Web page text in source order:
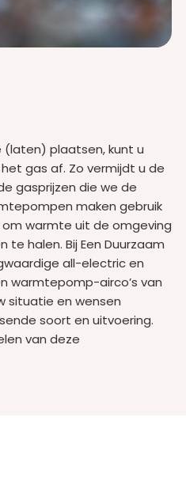
plaatsen, kunt u
gas af. Zo vermijdt u de
gasprijzen die we de
maken gebruik
warmte uit de omgeving
halen. Bij Een Duurzaam
all-electric en
warmtepomp-airco’s van
situatie en wensen
soort en uitvoering.
van deze